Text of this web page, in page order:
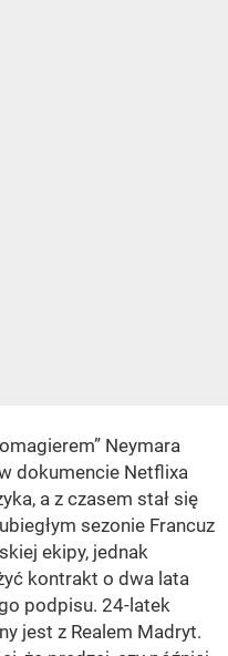
Neymara
dokumencie Netflixa
a z czasem stał się
sezonie Francuz
ekipy, jednak
kontrakt o dwa lata
podpisu. 24-latek
jest z Realem Madryt.